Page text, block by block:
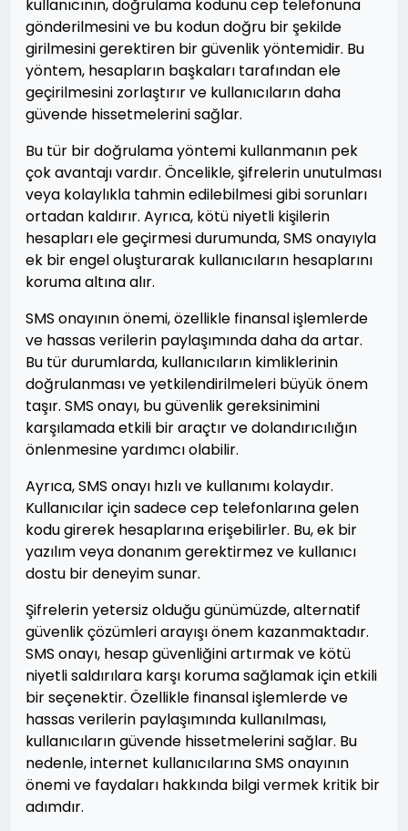
kullanıcının, doğrulama kodunu cep telefonuna
gönderilmesini ve bu kodun doğru bir şekilde
girilmesini gerektiren bir güvenlik yöntemidir. Bu
yöntem, hesapların başkaları tarafından ele
geçirilmesini zorlaştırır ve kullanıcıların daha
güvende hissetmelerini sağlar.
Bu tür bir doğrulama yöntemi kullanmanın pek
çok avantajı vardır. Öncelikle, şifrelerin unutulması
veya kolaylıkla tahmin edilebilmesi gibi sorunları
ortadan kaldırır. Ayrıca, kötü niyetli kişilerin
hesapları ele geçirmesi durumunda, SMS onayıyla
ek bir engel oluşturarak kullanıcıların hesaplarını
koruma altına alır.
SMS onayının önemi, özellikle finansal işlemlerde
ve hassas verilerin paylaşımında daha da artar.
Bu tür durumlarda, kullanıcıların kimliklerinin
doğrulanması ve yetkilendirilmeleri büyük önem
taşır. SMS onayı, bu güvenlik gereksinimini
karşılamada etkili bir araçtır ve dolandırıcılığın
önlenmesine yardımcı olabilir.
Ayrıca, SMS onayı hızlı ve kullanımı kolaydır.
Kullanıcılar için sadece cep telefonlarına gelen
kodu girerek hesaplarına erişebilirler. Bu, ek bir
yazılım veya donanım gerektirmez ve kullanıcı
dostu bir deneyim sunar.
Şifrelerin yetersiz olduğu günümüzde, alternatif
güvenlik çözümleri arayışı önem kazanmaktadır.
SMS onayı, hesap güvenliğini artırmak ve kötü
niyetli saldırılara karşı koruma sağlamak için etkili
bir seçenektir. Özellikle finansal işlemlerde ve
hassas verilerin paylaşımında kullanılması,
kullanıcıların güvende hissetmelerini sağlar. Bu
nedenle, internet kullanıcılarına SMS onayının
önemi ve faydaları hakkında bilgi vermek kritik bir
adımdır.